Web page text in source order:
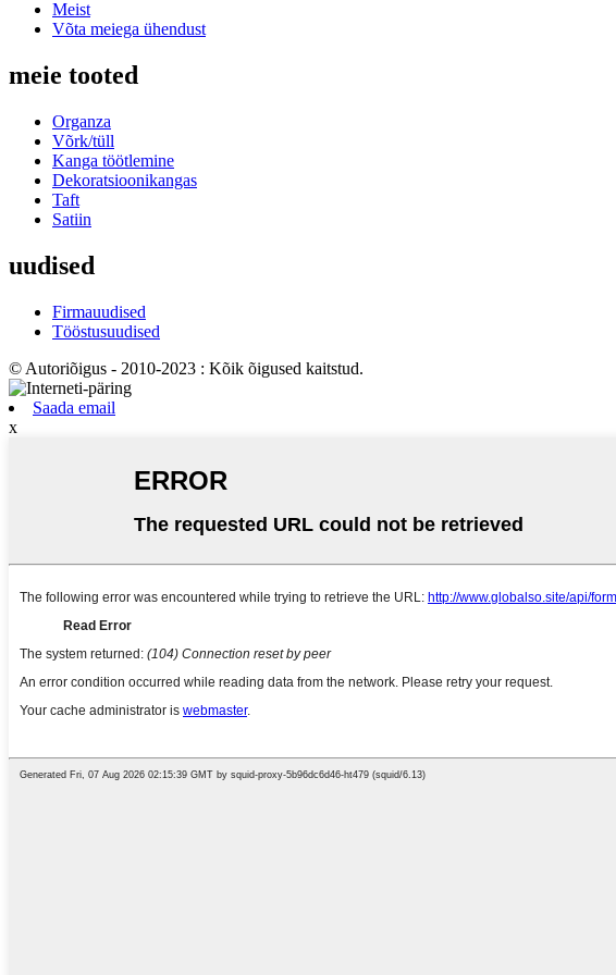
Meist
Võta meiega ühendust
meie tooted
Organza
Võrk/tüll
Kanga töötlemine
Dekoratsioonikangas
Taft
Satiin
uudised
Firmauudised
Tööstusuudised
© Autoriõigus - 2010-2023 : Kõik õigused kaitstud.
Saada email
x